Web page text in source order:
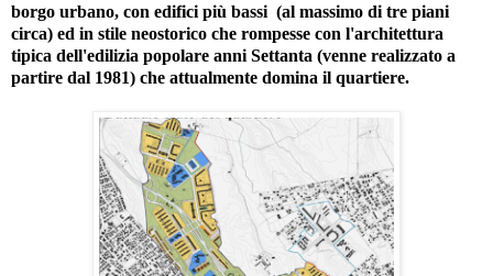
borgo urbano, con edifici più bassi (al massimo di tre piani
circa) ed in stile neostorico che rompesse con l'architettura
tipica dell'edilizia popolare anni Settanta (venne realizzato a
partire dal 1981) che attualmente domina il quartiere.